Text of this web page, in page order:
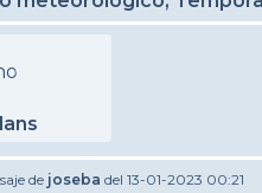
de joseba del 13-01-2023 00:21